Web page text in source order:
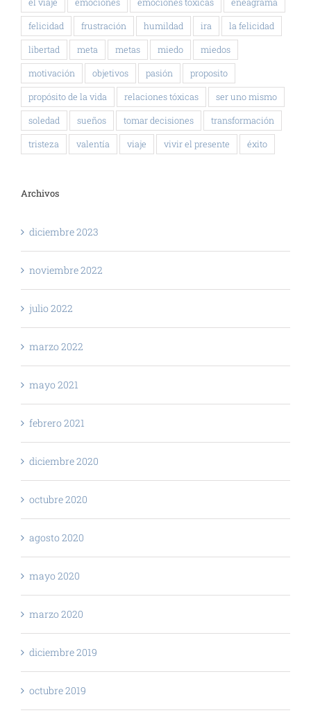
felicidad frustración humildad ira la felicidad
libertad meta metas miedo miedos
motivación objetivos pasión proposito
propósito de la vida relaciones tóxicas ser uno mismo
soledad sueños tomar decisiones transformación
tristeza valentía viaje vivir el presente éxito
Archivos
diciembre 2023
noviembre 2022
julio 2022
marzo 2022
mayo 2021
febrero 2021
diciembre 2020
octubre 2020
agosto 2020
mayo 2020
marzo 2020
diciembre 2019
octubre 2019